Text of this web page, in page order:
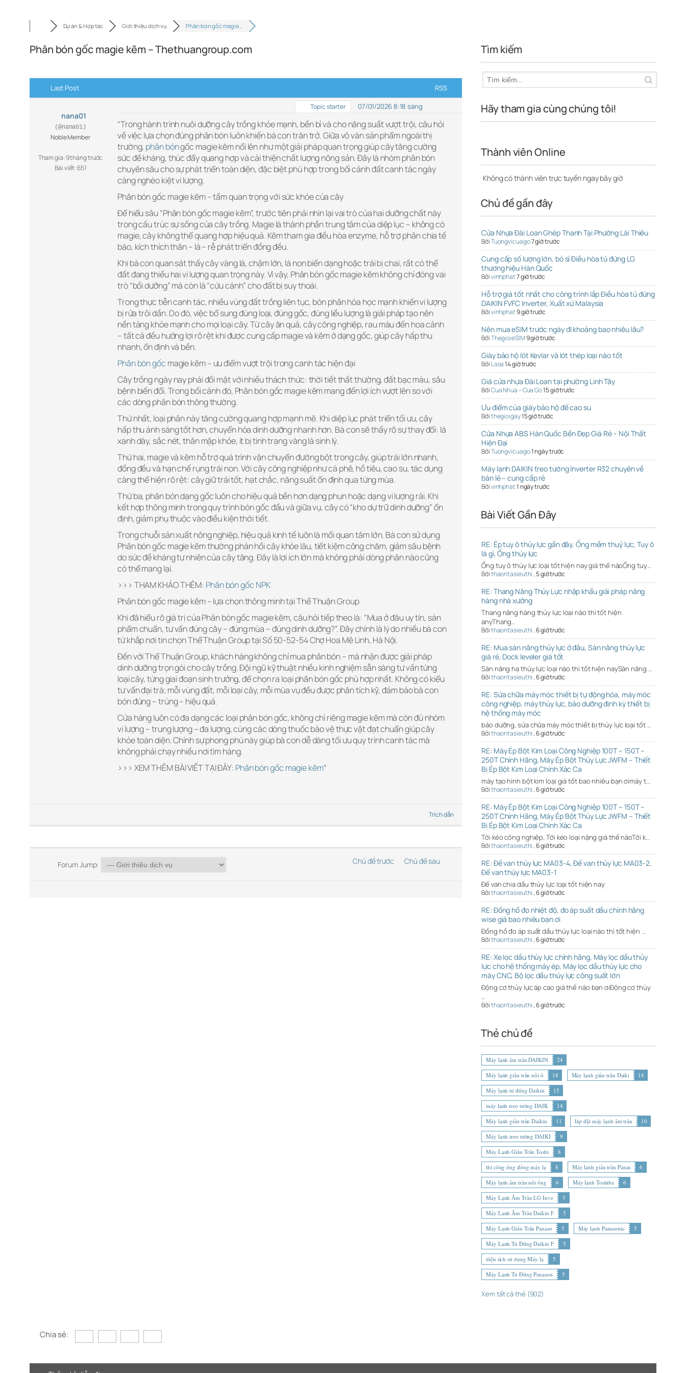
Dự án & Hợp tác Giới thiệu dịch vụ Phân bón gốc magie …
Phân bón gốc magie kẽm – Thethuangroup.com
Last Post RSS
nana01
(@nana01)
Noble Member
Tham gia: 9 tháng trước
Bài viết: 651
Topic starter 07/01/2026 8:18 sáng
“Trong hành trình nuôi dưỡng cây trồng khỏe mạnh, bền bỉ và cho năng suất vượt trội, câu hỏi
về việc lựa chọn đúng phân bón luôn khiến bà con trăn trở. Giữa vô vàn sản phẩm ngoài thị
trường, phân bóngốc magie kẽm nổi lên như một giải pháp quan trọng giúp cây tăng cường
sức đề kháng, thúc đẩy quang hợp và cải thiện chất lượng nông sản. Đây là nhóm phân bón
chuyên sâu cho sự phát triển toàn diện, đặc biệt phù hợp trong bối cảnh đất canh tác ngày
càng nghèo kiệt vi lượng.
Phân bón gốc magie kẽm – tầm quan trọng với sức khỏe của cây
Để hiểu sâu “Phân bón gốc magie kẽm”, trước tiên phải nhìn lại vai trò của hai dưỡng chất này
trong cấu trúc sự sống của cây trồng. Magie là thành phần trung tâm của diệp lục – không có
magie, cây không thể quang hợp hiệu quả. Kẽm tham gia điều hòa enzyme, hỗ trợ phân chia tế
bào, kích thích thân – lá – rễ phát triển đồng đều.
Khi bà con quan sát thấy cây vàng lá, chậm lớn, lá non biến dạng hoặc trái bị chai, rất có thể
đất đang thiếu hai vi lượng quan trọng này. Vì vậy, Phân bón gốc magie kẽm không chỉ đóng vai
trò “bồi dưỡng” mà còn là “cứu cánh” cho đất bị suy thoái.
Trong thực tiễn canh tác, nhiều vùng đất trồng liên tục, bón phân hóa học mạnh khiến vi lượng
bị rửa trôi dần. Do đó, việc bổ sung đúng loại, đúng gốc, đúng liều lượng là giải pháp tạo nên
nền tảng khỏe mạnh cho mọi loại cây. Từ cây ăn quả, cây công nghiệp, rau màu đến hoa cảnh
– tất cả đều hưởng lợi rõ rệt khi được cung cấp magie và kẽm ở dạng gốc, giúp cây hấp thu
nhanh, ổn định và bền.
Phân bón gốc magie kẽm – ưu điểm vượt trội trong canh tác hiện đại
Cây trồng ngày nay phải đối mặt với nhiều thách thức: thời tiết thất thường, đất bạc màu, sâu
bệnh biến đổi. Trong bối cảnh đó, Phân bón gốc magie kẽm mang đến lợi ích vượt lên so với
các dòng phân bón thông thường.
Thứ nhất, loại phân này tăng cường quang hợp mạnh mẽ. Khi diệp lục phát triển tối ưu, cây
hấp thu ánh sáng tốt hơn, chuyển hóa dinh dưỡng nhanh hơn. Bà con sẽ thấy rõ sự thay đổi: lá
xanh dày, sắc nét, thân mập khỏe, ít bị tình trạng vàng lá sinh lý.
Thứ hai, magie và kẽm hỗ trợ quá trình vận chuyển đường bột trong cây, giúp trái lớn nhanh,
đồng đều và hạn chế rụng trái non. Với cây công nghiệp như cà phê, hồ tiêu, cao su, tác dụng
càng thể hiện rõ rệt: cây giữ trái tốt, hạt chắc, năng suất ổn định qua từng mùa.
Thứ ba, phân bón dạng gốc luôn cho hiệu quả bền hơn dạng phun hoặc dạng vi lượng rải. Khi
kết hợp thông minh trong quy trình bón gốc đầu và giữa vụ, cây có “kho dự trữ dinh dưỡng” ổn
định, giảm phụ thuộc vào điều kiện thời tiết.
Trong chuỗi sản xuất nông nghiệp, hiệu quả kinh tế luôn là mối quan tâm lớn. Bà con sử dụng
Phân bón gốc magie kẽm thường phản hồi cây khỏe lâu, tiết kiệm công chăm, giảm sâu bệnh
do sức đề kháng tự nhiên của cây tăng. Đây là lợi ích lớn mà không phải dòng phân nào cũng
có thể mang lại.
>>> THAM KHẢO THÊM: Phân bón gốc NPK
Phân bón gốc magie kẽm – lựa chọn thông minh tại Thể Thuận Group
Khi đã hiểu rõ giá trị của Phân bón gốc magie kẽm, câu hỏi tiếp theo là: “Mua ở đâu uy tín, sản
phẩm chuẩn, tư vấn đúng cây – đúng mùa – đúng dinh dưỡng?”. Đây chính là lý do nhiều bà con
từ khắp nơi tin chọn Thể Thuận Group tại Số 50-52-54 Chợ Hoa Mê Linh, Hà Nội.
Đến với Thể Thuận Group, khách hàng không chỉ mua phân bón – mà nhận được giải pháp
dinh dưỡng trọn gói cho cây trồng. Đội ngũ kỹ thuật nhiều kinh nghiệm sẵn sàng tư vấn từng
loại cây, từng giai đoạn sinh trưởng, để chọn ra loại phân bón gốc phù hợp nhất. Không có kiểu
tư vấn đại trà; mỗi vùng đất, mỗi loại cây, mỗi mùa vụ đều được phân tích kỹ, đảm bảo bà con
bón đúng – trúng – hiệu quả.
Cửa hàng luôn có đa dạng các loại phân bón gốc, không chỉ riêng magie kẽm mà còn đủ nhóm
vi lượng – trung lượng – đa lượng, cùng các dòng thuốc bảo vệ thực vật đạt chuẩn giúp cây
khỏe toàn diện. Chính sự phong phú này giúp bà con dễ dàng tối ưu quy trình canh tác mà
không phải chạy nhiều nơi tìm hàng.
>>> XEM THÊM BÀI VIẾT TẠI ĐÂY: Phân bón gốc magie kẽm“
Trích dẫn
Forum Jump: Chủ đề trước Chủ đề sau
Tìm kiếm
Hãy tham gia cùng chúng tôi!
Thành viên Online
Không có thành viên trực tuyến ngay bây giờ
Chủ đề gần đây
Cửa Nhựa Đài Loan Ghép Thanh Tại Phường Lái Thiêu
BởiTuongvicuago7 giờ trước
Cung cấp số lượng lớn, bỏ sỉ Điều hòa tủ đứng LG
thương hiệu Hàn Quốc
Bởivinhphat7 giờ trước
Hỗ trợ giá tốt nhất cho công trình lắp Điều hòa tủ đứng
DAIKIN FVFC Inverter, Xuất xứ Malaysia
Bởivinhphat9 giờ trước
Nên mua eSIM trước ngày đi khoảng bao nhiêu lâu?
BởiThegioieSIM9 giờ trước
Giày bảo hộ lót Kevlar và lót thép loại nào tốt
Bởi Lasa14 giờ trước
Giá cửa nhựa Đài Loan tại phường Linh Tây
BởiCua Nhua – Cua Go15 giờ trước
Ưu điểm của giày bảo hộ đế cao su
Bởithegioigay15 giờ trước
Cửa Nhựa ABS Hàn Quốc Bền Đẹp Giá Rẻ – Nội Thất
Hiện Đại
BởiTuongvicuago1 ngày trước
Máy lạnh DAIKIN treo tường Inverter R32 chuyên về
bán lẻ – cung cấp rẻ
Bởivinhphat1 ngày trước
Bài Viết Gần Đây
RE: Ép tuy ô thủy lực gần đây, Ống mềm thuỷ lực, Tuy ô
là gì, Ống thủy lực
Ống tuy ô thủy lực loại tốt hiện nay giá thế nàoỐng tuy…
Bởithaontasieuthi,5 giờ trước
RE: Thang Nâng Thủy Lực nhập khẩu giải pháp nâng
hàng nhà xưởng
Thang nâng hàng thủy lực loại nào thì tốt hiện
anyThang…
Bởithaontasieuthi,6 giờ trước
RE: Mua sàn nâng thủy lực ở đâu, Sàn nâng thủy lực
giá rẻ, Dock leveler giá tốt
Sàn nâng hạ thủy lực loại nào thì tốt hiện naySàn nâng …
Bởithaontasieuthi,6 giờ trước
RE: Sửa chữa máy móc thiết bị tự động hóa, máy móc
công nghiệp, máy thủy lực, bảo dưỡng định kỳ thiết bị
hệ thống máy móc
bảo dưỡng, sửa chữa máy móc thiết bị thủy lực loại tốt …
Bởithaontasieuthi,6 giờ trước
RE: Máy Ép Bột Kim Loại Công Nghiệp 100T – 150T –
250T Chính Hãng, Máy Ép Bột Thủy Lực JWFM – Thiết
Bị Ép Bột Kim Loại Chính Xác Ca
máy tạo hình bột kim loại giá tốt bao nhiêu bạn ơimáy t…
Bởithaontasieuthi,6 giờ trước
RE: Máy Ép Bột Kim Loại Công Nghiệp 100T – 150T –
250T Chính Hãng, Máy Ép Bột Thủy Lực JWFM – Thiết
Bị Ép Bột Kim Loại Chính Xác Ca
Tời kéo công nghiệp, Tới kéo loại nặng giá thế nàoTời k…
Bởithaontasieuthi,6 giờ trước
RE: Đế van thủy lực MA03-4, Đế van thủy lực MA03-2,
Đế van thủy lực MA03-1
Đế van chia dầu thủy lực loại tốt hiện nay
Bởithaontasieuthi,6 giờ trước
RE: Đồng hồ đo nhiệt độ, đo áp suất dầu chính hãng
wise giá bao nhiêu bạn ơi
Đồng hồ đo áp suất dầu thủy lực loại nào thì tốt hiện …
Bởithaontasieuthi,6 giờ trước
RE: Xe lọc dầu thủy lực chính hãng, Máy lọc dầu thủy
lực cho hệ thống máy ép, Máy lọc dầu thủy lực cho
máy CNC, Bộ lọc dầu thủy lực công suất lớn
Động cơ thủy lực áp cao giá thế nào bạn ơiĐộng cơ thủy
…
Bởithaontasieuthi,6 giờ trước
Thẻ chủ đề
Máy lạnh âm trần DAIKIN
24
Máy lạnh giấu trần nối ố
18 Máy lạnh giấu trần Daiki
18
Máy lạnh tủ đứng Daikin
15
máy lạnh treo tường DAIK
14
Máy lạnh giấu trần Daikin
11 lắp đặt máy lạnh âm trần
10
Máy lạnh treo tường DAIKI
9
Máy Lạnh Giấu Trần Toshi
8
thi công ống đồng máy lạ
8 Máy lạnh giấu trần Panas
6
Máy lạnh âm trần nối ống
6 Máy lạnh Toshiba
6
Máy Lạnh Âm Trần LG Inve
5
Máy Lạnh Âm Trần Daikin F
5
Máy Lạnh Giấu Trần Panaso
5 Máy lạnh Panasonic
5
Máy Lạnh Tủ Đứng Daikin F
5
diện tích sử dụng Máy lạ
5
Máy Lạnh Tủ Đứng Panason
5
Xem tất cả thẻ (902)
Chia sẻ: